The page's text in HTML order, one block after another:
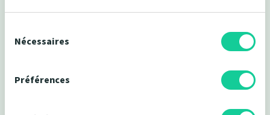
Nécessaires
Préférences
limiter au maximum les transports.